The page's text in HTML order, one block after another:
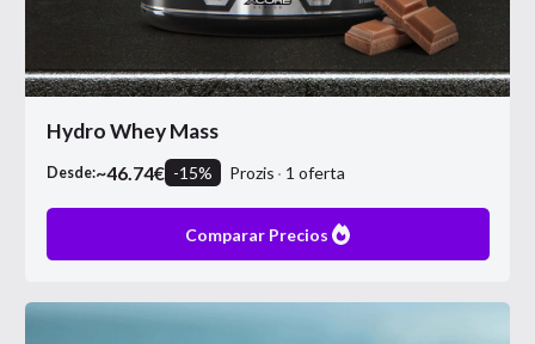
Hydro Whey Mass
Desde:~46.74€ -15% Prozis 1 oferta
Comparar Precios